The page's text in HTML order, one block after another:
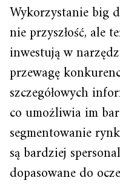
Wykorzystanie big
nie przyszłość, ale
inwestują w
przewagę
szczegółowych
co umożliwia im
segmentowanie
są bardziej
dopasowane do